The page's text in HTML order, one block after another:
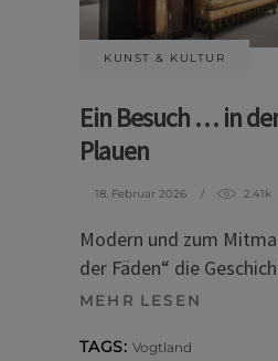
KUNST & KULTUR
Ein Besuch … in
Plauen
18. Februar 2026 2.41k
Modern und zum
der Fäden“ die
MEHR LESEN
TAGS: Vogtland